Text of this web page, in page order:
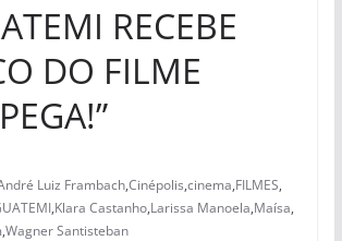
RECEBE
DO FILME
Luiz Frambach,Cinépolis,cinema,FILMES,
,Klara Castanho,Larissa Manoela,Maísa,
,Wagner Santisteban